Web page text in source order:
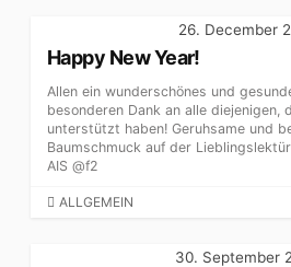
26. December
Happy New Year!
Allen ein wunderschönes und
besonderen Dank an alle diejenigen,
unterstützt haben! Geruhsame und
Baumschmuck auf der
AIS @f2
CATEGORIES
ALLGEMEIN
30. September